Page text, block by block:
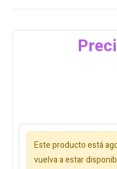
Este producto está
vuelva a estar